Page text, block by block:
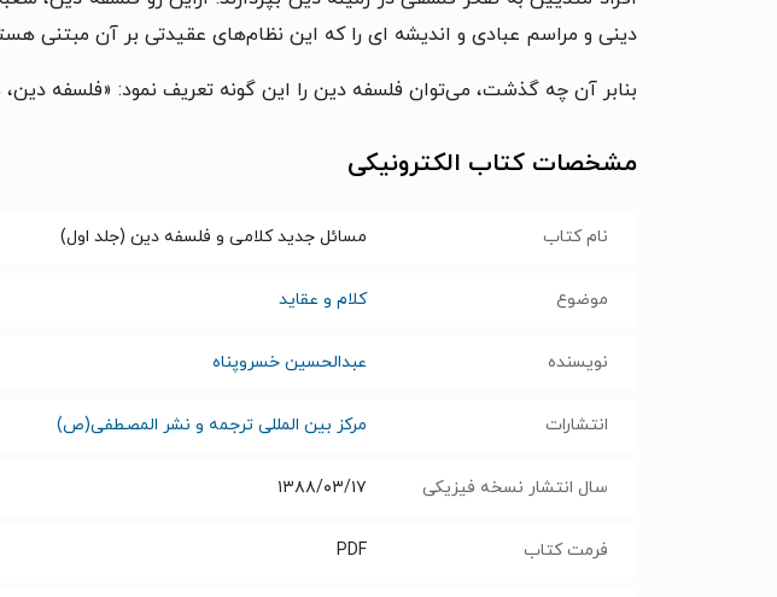
دینی و مراسم عبادی و اندیشه ای را که این نظام‌های عقیدتی بر آن مبتنی
بنابر آن چه گذشت، می‌توان فلسفه دین را این گونه تعریف نمود: «فلسفه
مشخصات کتاب الکترونیکی
نام کتاب مسائل جدید کلامی و فلسفه دین (جلد اول)
موضوع کلام و عقاید
نویسنده عبدالحسین خسروپناه
انتشارات مرکز بین المللی ترجمه و نشر المصطفی(ص)
سال انتشار نسخه فیزیکی ۱۳۸۸/۰۳/۱۷
فرمت کتاب PDF